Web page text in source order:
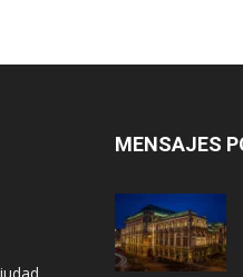
MENSAJES